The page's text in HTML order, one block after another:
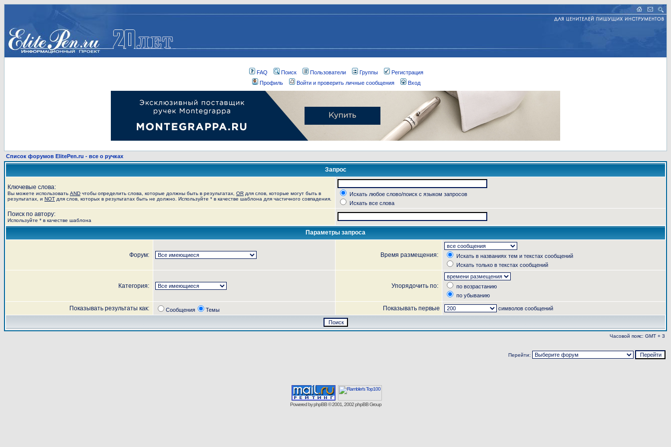
FAQ Поиск Пользователи Группы
Регистрация
Профиль
Войти и проверить личные сообщения Вход
Список форумов ElitePen.ru - все о ручках
Запрос
Ключевые слова:
Вы можете использовать AND чтобы определить слова, которые должны быть в результатах, OR для слов, которые могут быть в
результатах, и NOT для слов, которых в результатах быть не должно. Используйте * в качестве шаблона для частичного совпадения.
Искать любое слово/поиск с языком запросов
Искать все слова
Поиск по автору:
Используйте * в качестве шаблона
Параметры запроса
Форум: Время размещения:
Искать в названиях тем и текстах сообщений
Искать только в текстах сообщений
Категория: Упорядочить по:
по возрастанию
по убыванию
Показывать результаты как: Сообщения Темы Показывать первые символов сообщений
Часовой пояс: GMT + 3
Перейти:
Powered byphpBB© 2001, 2002 phpBB Group